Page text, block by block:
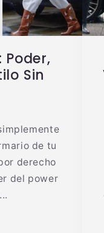
Poder,
Sin
de tu
derecho
del power